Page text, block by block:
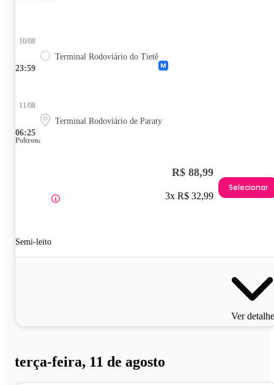
23:59
10/08
Terminal Rodoviário do Tietê
06:25
11/08
Terminal Rodoviário de Paraty
Poltrona
Semi-leito
R$ 88,99
3x R$ 32,99
Selecionar
Ver
terça-feira, 11 de agosto